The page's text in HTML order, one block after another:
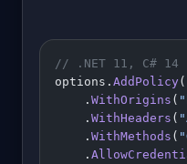
// .NET 11, C# 14
options. AddPolicy(
    .
WithOrigins (
    .
WithHeaders (
    .
WithMethods (
    .